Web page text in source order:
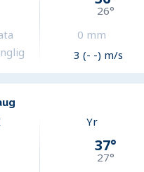
26°
0 mm
3 (- -) m/s
Yr
37°
27°